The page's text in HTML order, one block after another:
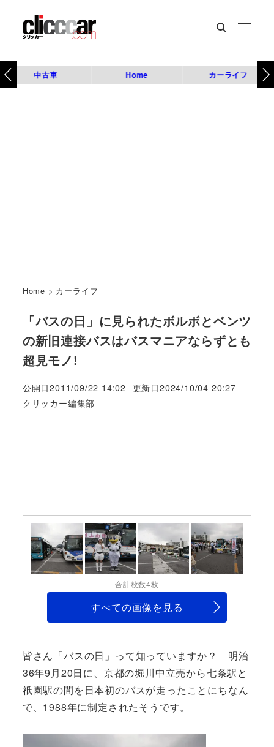
中古車 Home カーライフ
Home > カーライフ
「バスの日」に見られたボルボとベンツ
の新旧連接バスはバスマニアならずとも
超見モノ!
公開日2011/09/22 14:02 更新日2024/10/04 20:27
著
クリッカー編集部
合計枚数4枚
すべての画像を見る
皆さん「バスの日」って知っていますか？ 明治
36年9月20日に、京都の堀川中立売から七条駅と
祇園駅の間を日本初のバスが走ったことにちなん
で、1988年に制定されたそうです。